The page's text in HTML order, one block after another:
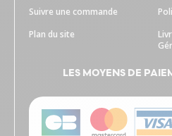
Suivre une commande
Plan du site
LES MOYENS DE